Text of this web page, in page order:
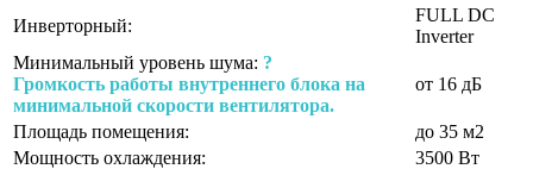
Инверторный:
FULL DC
Inverter
Минимальный уровень шума: ?
Громкость работы внутреннего блока на
минимальной скорости вентилятора.
от 16 дБ
Площадь помещения:
до 35 м2
Мощность охлаждения:
3500 Вт